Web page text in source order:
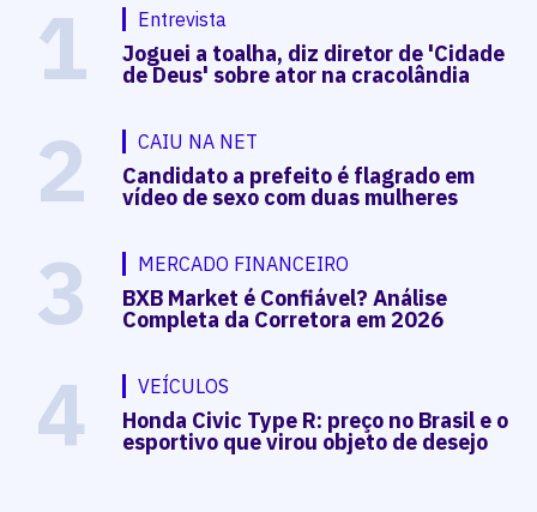
1 Entrevista
Joguei a toalha, diz diretor de 'Cidade
de Deus' sobre ator na cracolândia
2 CAIU NA NET
Candidato a prefeito é flagrado em
vídeo de sexo com duas mulheres
3 MERCADO FINANCEIRO
BXB Market é Confiável? Análise
Completa da Corretora em 2026
4 VEÍCULOS
Honda Civic Type R: preço no Brasil e o
esportivo que virou objeto de desejo